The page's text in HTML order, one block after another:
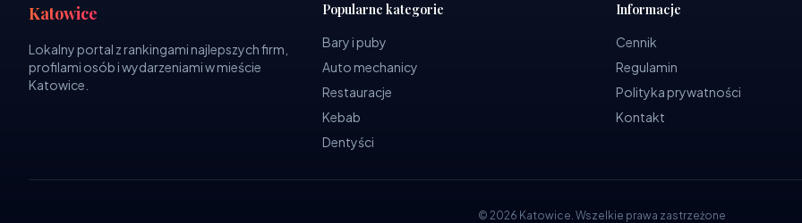
Katowice
Lokalny portal z rankingami najlepszych firm,
profilami osób i wydarzeniami w mieście
Katowice.
Popularne kategorie
Bary i puby
Auto mechanicy
Restauracje
Kebab
Dentyści
Informacje
Cennik
Regulamin
Polityka prywatności
Kontakt
© 2026 Katowice. Wszelkie prawa zastrzeżone